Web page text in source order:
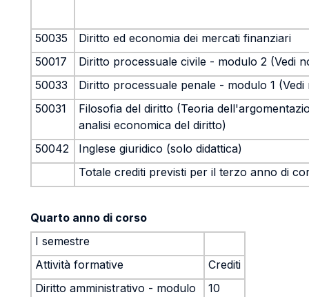
50035
Diritto ed economia dei mercati finanziari
50017
Diritto processuale civile - modulo 2 (Vedi
50033
Diritto processuale penale - modulo 1 (Vedi
50031
Filosofia del diritto (Teoria
analisi economica del diritto)
50042
Inglese giuridico (solo didattica)
Totale crediti previsti per il terzo anno di
Quarto anno di corso
I semestre
Attività formative
Crediti
Diritto amministrativo - modulo
10